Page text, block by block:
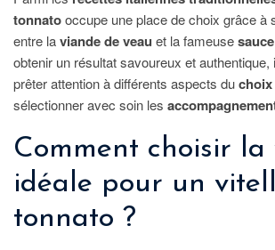
tonnatooccupe une place de choix grâce à
entre laviande de veau et la fameuse
obtenir un résultat savoureux et
prêter attention à différents aspects duchoix
sélectionner avec soin les
Comment choisir la
idéale pour un
tonnato ?